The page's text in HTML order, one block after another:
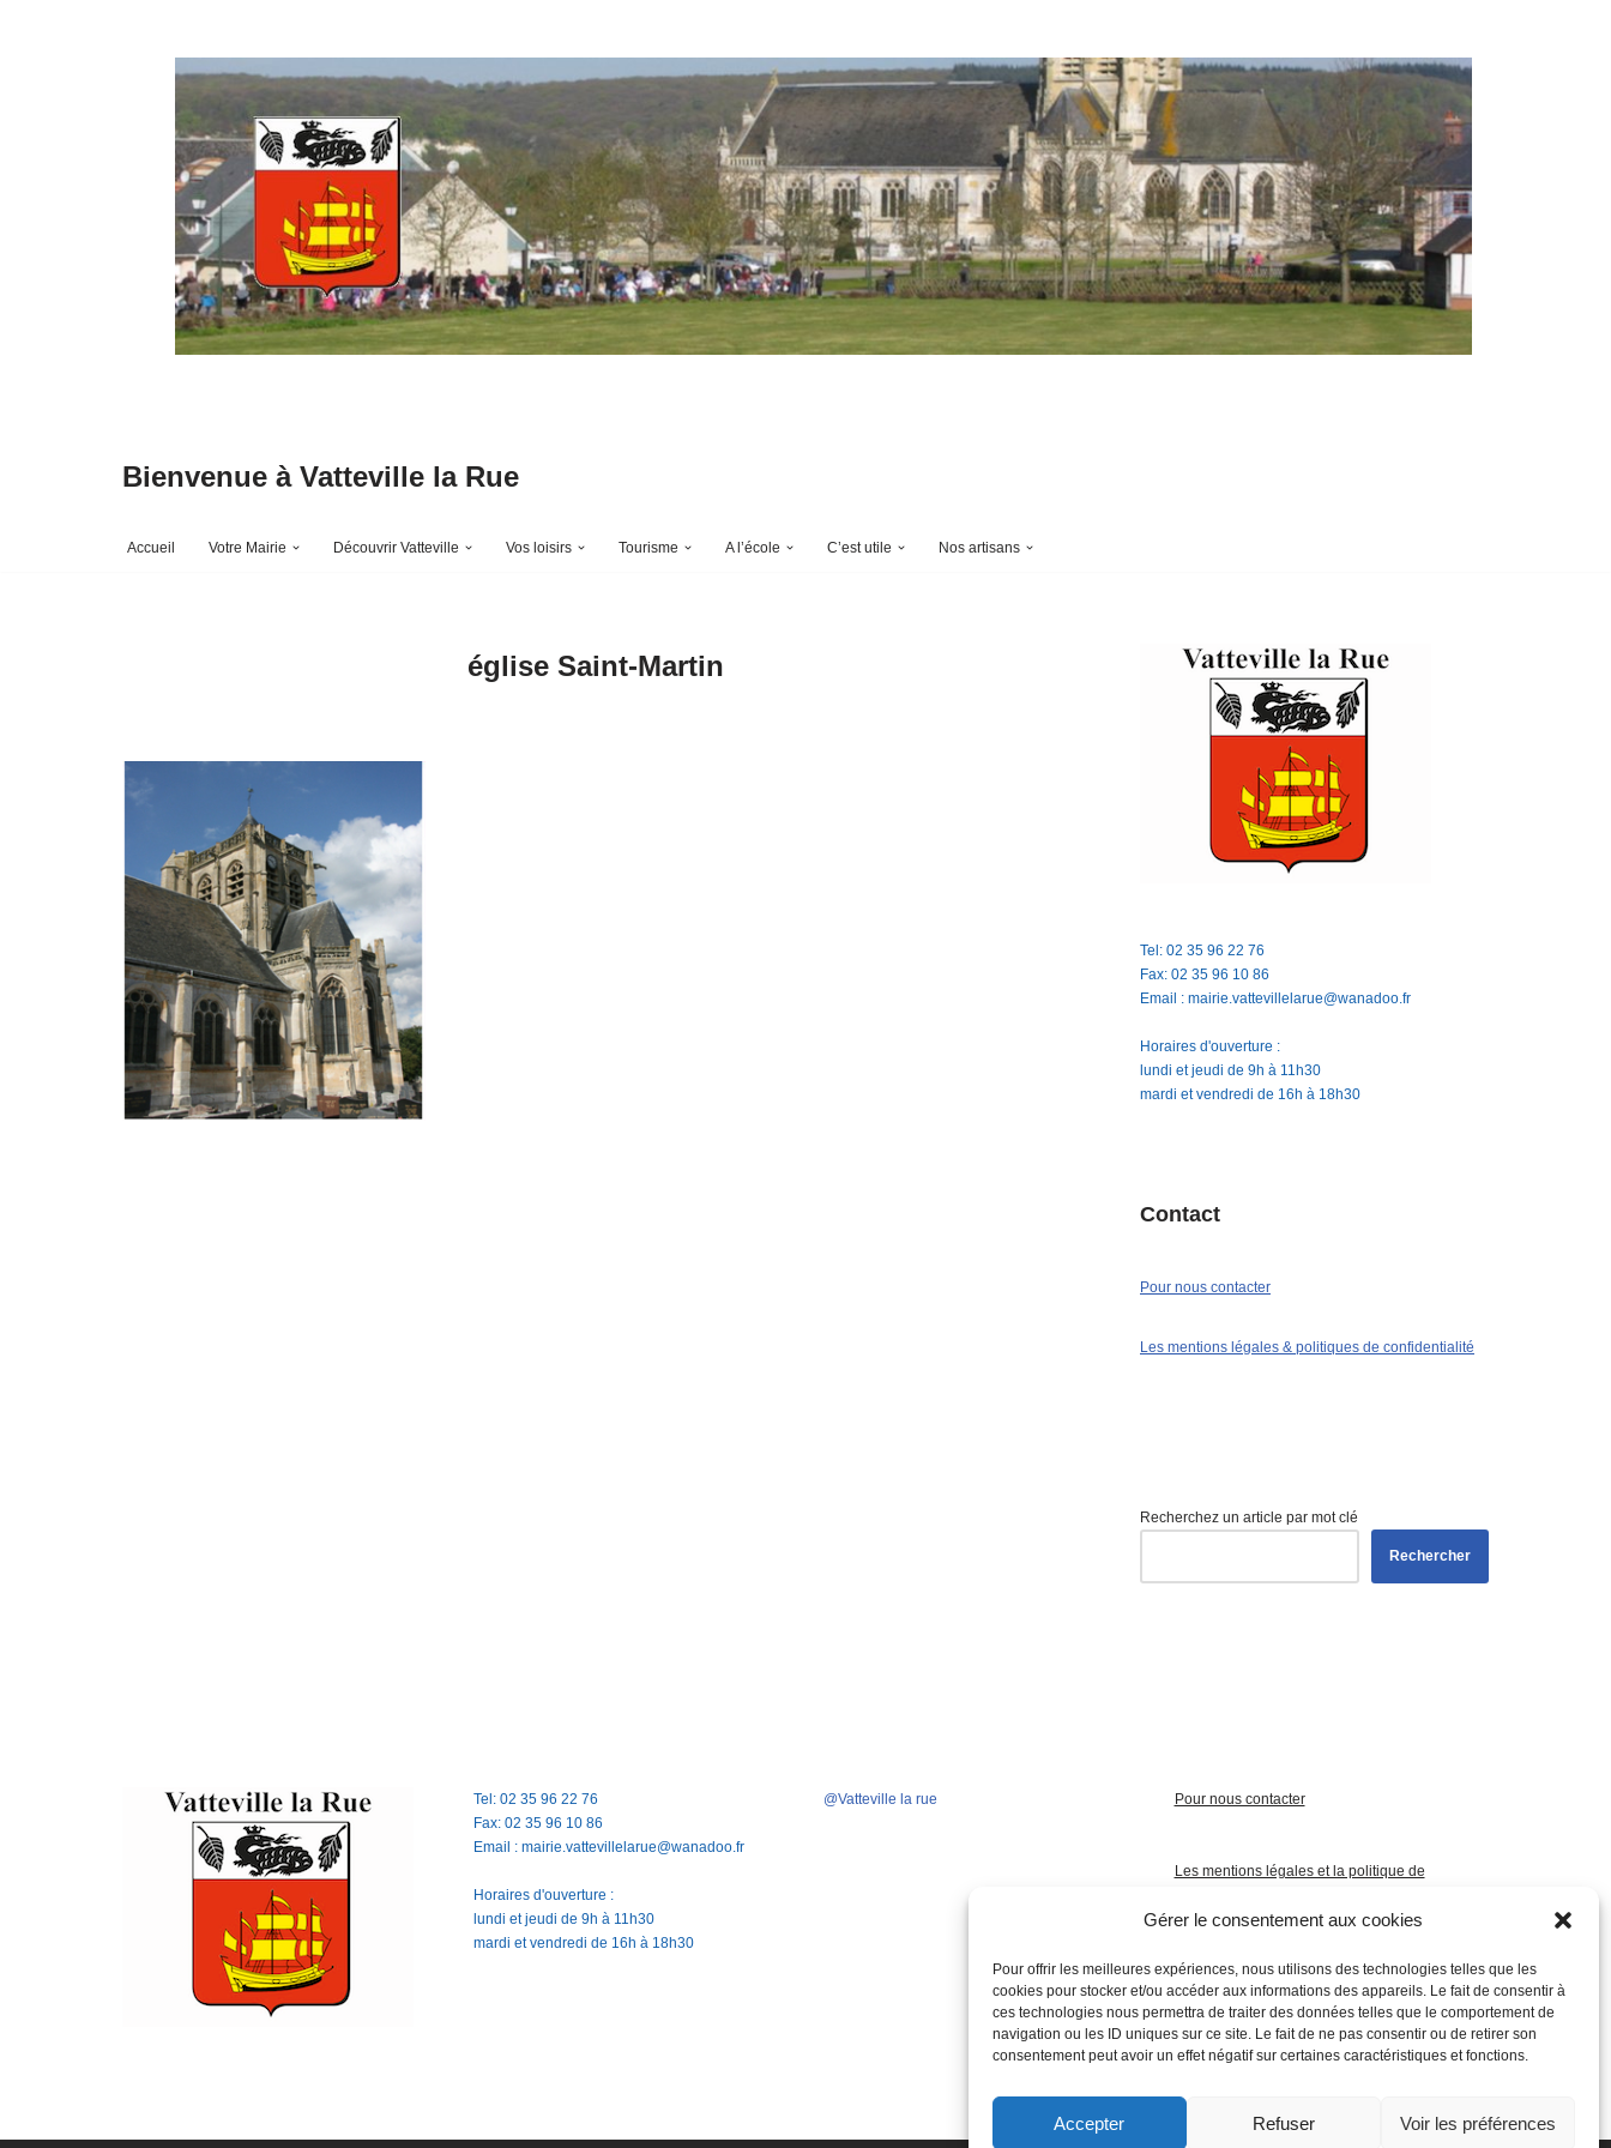
Gérer le consentement aux cookies
Pour offrir les meilleures expériences, nous utilisons des technologies telles que les
cookies pour stocker et/ou accéder aux informations des appareils. Le fait de consentir à
ces technologies nous permettra de traiter des données telles que le comportement de
navigation ou les ID uniques sur ce site. Le fait de ne pas consentir ou de retirer son
consentement peut avoir un effet négatif sur certaines caractéristiques et fonctions.
Accepter Refuser Voir les préférences
Bienvenue à Vatteville la Rue
Accueil Votre Mairie Découvrir Vatteville Vos loisirs Tourisme A l’école C’est utile Nos artisans
église Saint-Martin
Tel: 02 35 96 22 76
Fax: 02 35 96 10 86
Email : mairie.vattevillelarue@wanadoo.fr
Horaires d'ouverture :
lundi et jeudi de 9h à 11h30
mardi et vendredi de 16h à 18h30
Contact
Pour nous contacter
Les mentions légales & politiques de confidentialité
Recherchez un article par mot clé
Rechercher
Tel: 02 35 96 22 76
Fax: 02 35 96 10 86
Email : mairie.vattevillelarue@wanadoo.fr
Horaires d'ouverture :
lundi et jeudi de 9h à 11h30
mardi et vendredi de 16h à 18h30
@Vatteville la rue Pour nous contacter
Les mentions légales et la politique de